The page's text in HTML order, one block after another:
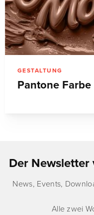
GESTALTUNG
Pantone
Der Newsletter
News, Events,
Alle zwei